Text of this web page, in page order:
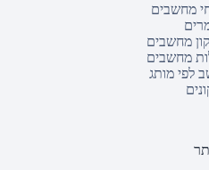
מחשבים
מחשבים
מחשבים
לפי מותג